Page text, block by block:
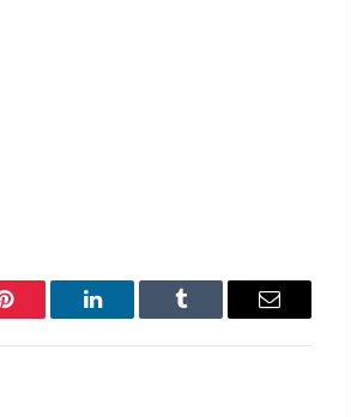
Pinterest LinkedIn Tumblr Email